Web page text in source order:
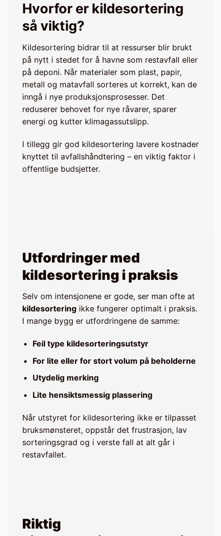
Hvorfor er kildesortering
så viktig?
Kildesortering bidrar til at ressurser blir brukt
på nytt i stedet for å havne som restavfall eller
på deponi. Når materialer som plast, papir,
metall og matavfall sorteres ut korrekt, kan de
inngå i nye produksjonsprosesser. Det
reduserer behovet for nye råvarer, sparer
energi og kutter klimagassutslipp.
I tillegg gir god kildesortering lavere kostnader
knyttet til avfallshåndtering – en viktig faktor i
offentlige budsjetter.
Utfordringer med
kildesortering i praksis
Selv om intensjonene er gode, ser man ofte at
kildesortering ikke fungerer optimalt i praksis.
I mange bygg er utfordringene de samme:
Feil type kildesorteringsutstyr
For lite eller for stort volum på beholderne
Utydelig merking
Lite hensiktsmessig plassering
Når utstyret for kildesortering ikke er tilpasset
bruksmønsteret, oppstår det frustrasjon, lav
sorteringsgrad og i verste fall at alt går i
restavfallet.
Riktig